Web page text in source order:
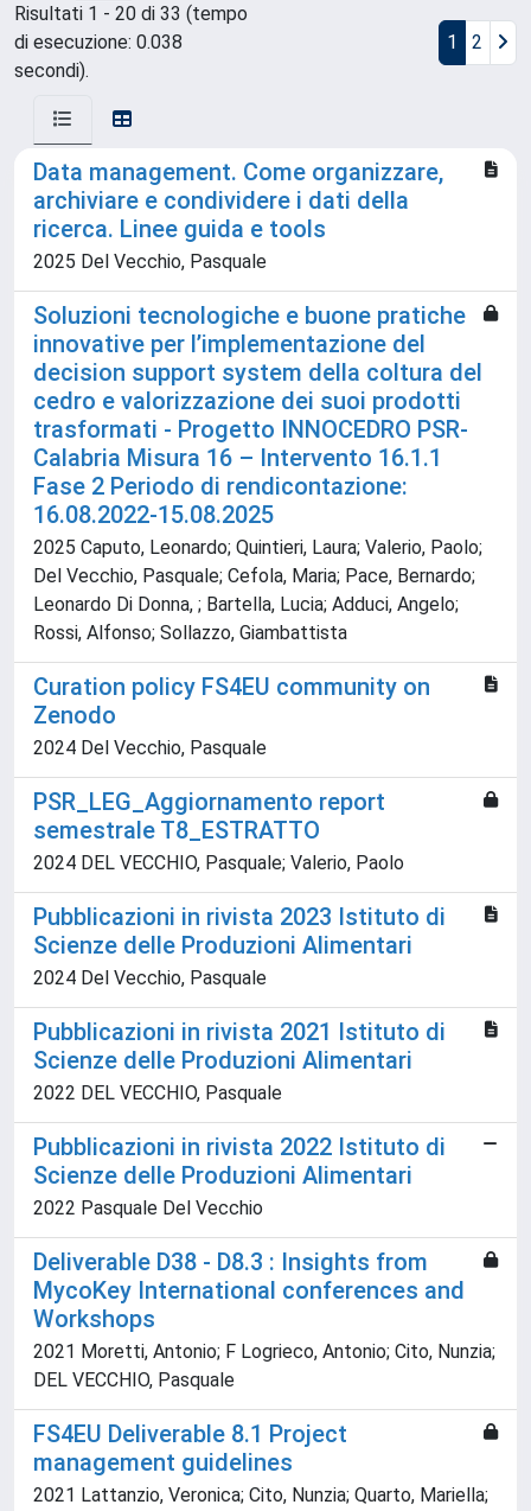
Risultati 1 - 20 di 33 (tempo
di esecuzione: 0.038
secondi).
1 2
Data management. Come organizzare,
archiviare e condividere i dati della
ricerca. Linee guida e tools
2025 Del Vecchio, Pasquale
Soluzioni tecnologiche e buone pratiche
innovative per l’implementazione del
decision support system della coltura del
cedro e valorizzazione dei suoi prodotti
trasformati - Progetto INNOCEDRO PSR-
Calabria Misura 16 – Intervento 16.1.1
Fase 2 Periodo di rendicontazione:
16.08.2022-15.08.2025
2025 Caputo, Leonardo; Quintieri, Laura; Valerio, Paolo;
Del Vecchio, Pasquale; Cefola, Maria; Pace, Bernardo;
Leonardo Di Donna, ; Bartella, Lucia; Adduci, Angelo;
Rossi, Alfonso; Sollazzo, Giambattista
Curation policy FS4EU community on
Zenodo
2024 Del Vecchio, Pasquale
PSR_LEG_Aggiornamento report
semestrale T8_ESTRATTO
2024 DEL VECCHIO, Pasquale; Valerio, Paolo
Pubblicazioni in rivista 2023 Istituto di
Scienze delle Produzioni Alimentari
2024 Del Vecchio, Pasquale
Pubblicazioni in rivista 2021 Istituto di
Scienze delle Produzioni Alimentari
2022 DEL VECCHIO, Pasquale
Pubblicazioni in rivista 2022 Istituto di
Scienze delle Produzioni Alimentari
2022 Pasquale Del Vecchio
Deliverable D38 - D8.3 : Insights from
MycoKey International conferences and
Workshops
2021 Moretti, Antonio; F Logrieco, Antonio; Cito, Nunzia;
DEL VECCHIO, Pasquale
FS4EU Deliverable 8.1 Project
management guidelines
2021 Lattanzio, Veronica; Cito, Nunzia; Quarto, Mariella;